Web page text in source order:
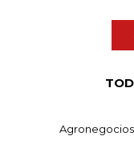
Agronegocios